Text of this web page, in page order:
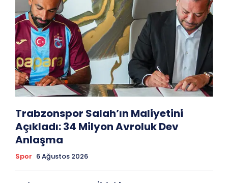
Trabzonspor Salah’ın Maliyetini
Açıkladı: 34 Milyon Avroluk Dev
Anlaşma
Spor 6 Ağustos 2026